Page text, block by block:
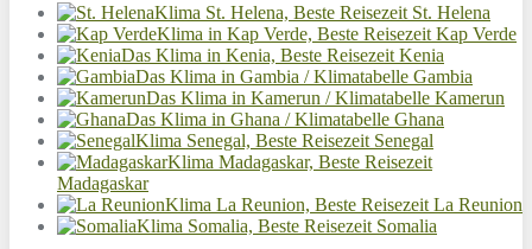
Klima St. Helena, Beste Reisezeit St. Helena
Klima in Kap Verde, Beste Reisezeit Kap Verde
Das Klima in Kenia, Beste Reisezeit Kenia
Das Klima in Gambia / Klimatabelle Gambia
Das Klima in Kamerun / Klimatabelle Kamerun
Das Klima in Ghana / Klimatabelle Ghana
Klima Senegal, Beste Reisezeit Senegal
Klima Madagaskar, Beste Reisezeit
Madagaskar
Klima La Reunion, Beste Reisezeit La Reunion
Klima Somalia, Beste Reisezeit Somalia